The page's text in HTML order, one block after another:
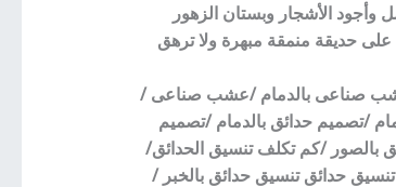
الأشجار وبستان الزهور
حديقة منمقة مبهرة ولا ترهق
عشب صناعى بالدمام /عشب صناعى /
/تصميم حدائق بالدمام /تصميم
/كم تكلف تنسيق الحدائق/
حدائق تنسيق حدائق بالخبر /